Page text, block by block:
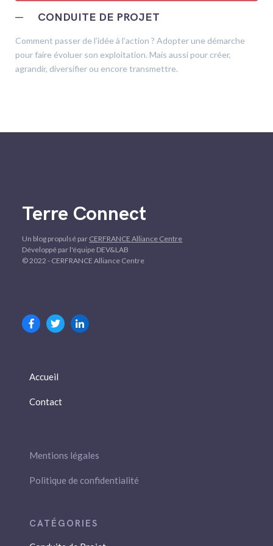
─ CONDUITE DE PROJET
Comment passer de l’idée à l’action ? Adopter une démarche
pour faire évoluer son exploitation. Mais aussi pour créer,
agrandir, diversifier ou encore transmettre.
Terre Connect
Un blog propulsé par CERFRANCE Alliance Centre
Développé par l'équipe DEV&LAB
© 2022 - CERFRANCE Alliance Centre
Accueil
Contact
Mentions légales
Politique de confidentialité